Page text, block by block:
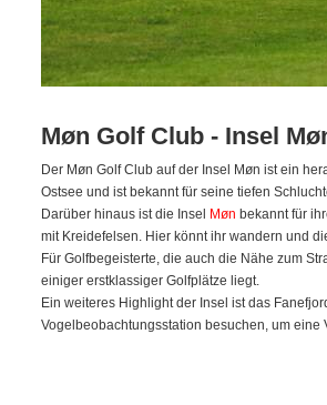
Møn Golf Club - Insel
Der Møn Golf Club auf der Insel Møn ist ein
Ostsee und ist bekannt für seine tiefen
Darüber hinaus ist die Insel
Møn bekannt für
mit Kreidefelsen. Hier könnt ihr wandern und
Für Golfbegeisterte, die auch die Nähe zum
einiger erstklassiger Golfplätze liegt.
Ein weiteres Highlight der Insel ist das
Vogelbeobachtungsstation besuchen, um eine